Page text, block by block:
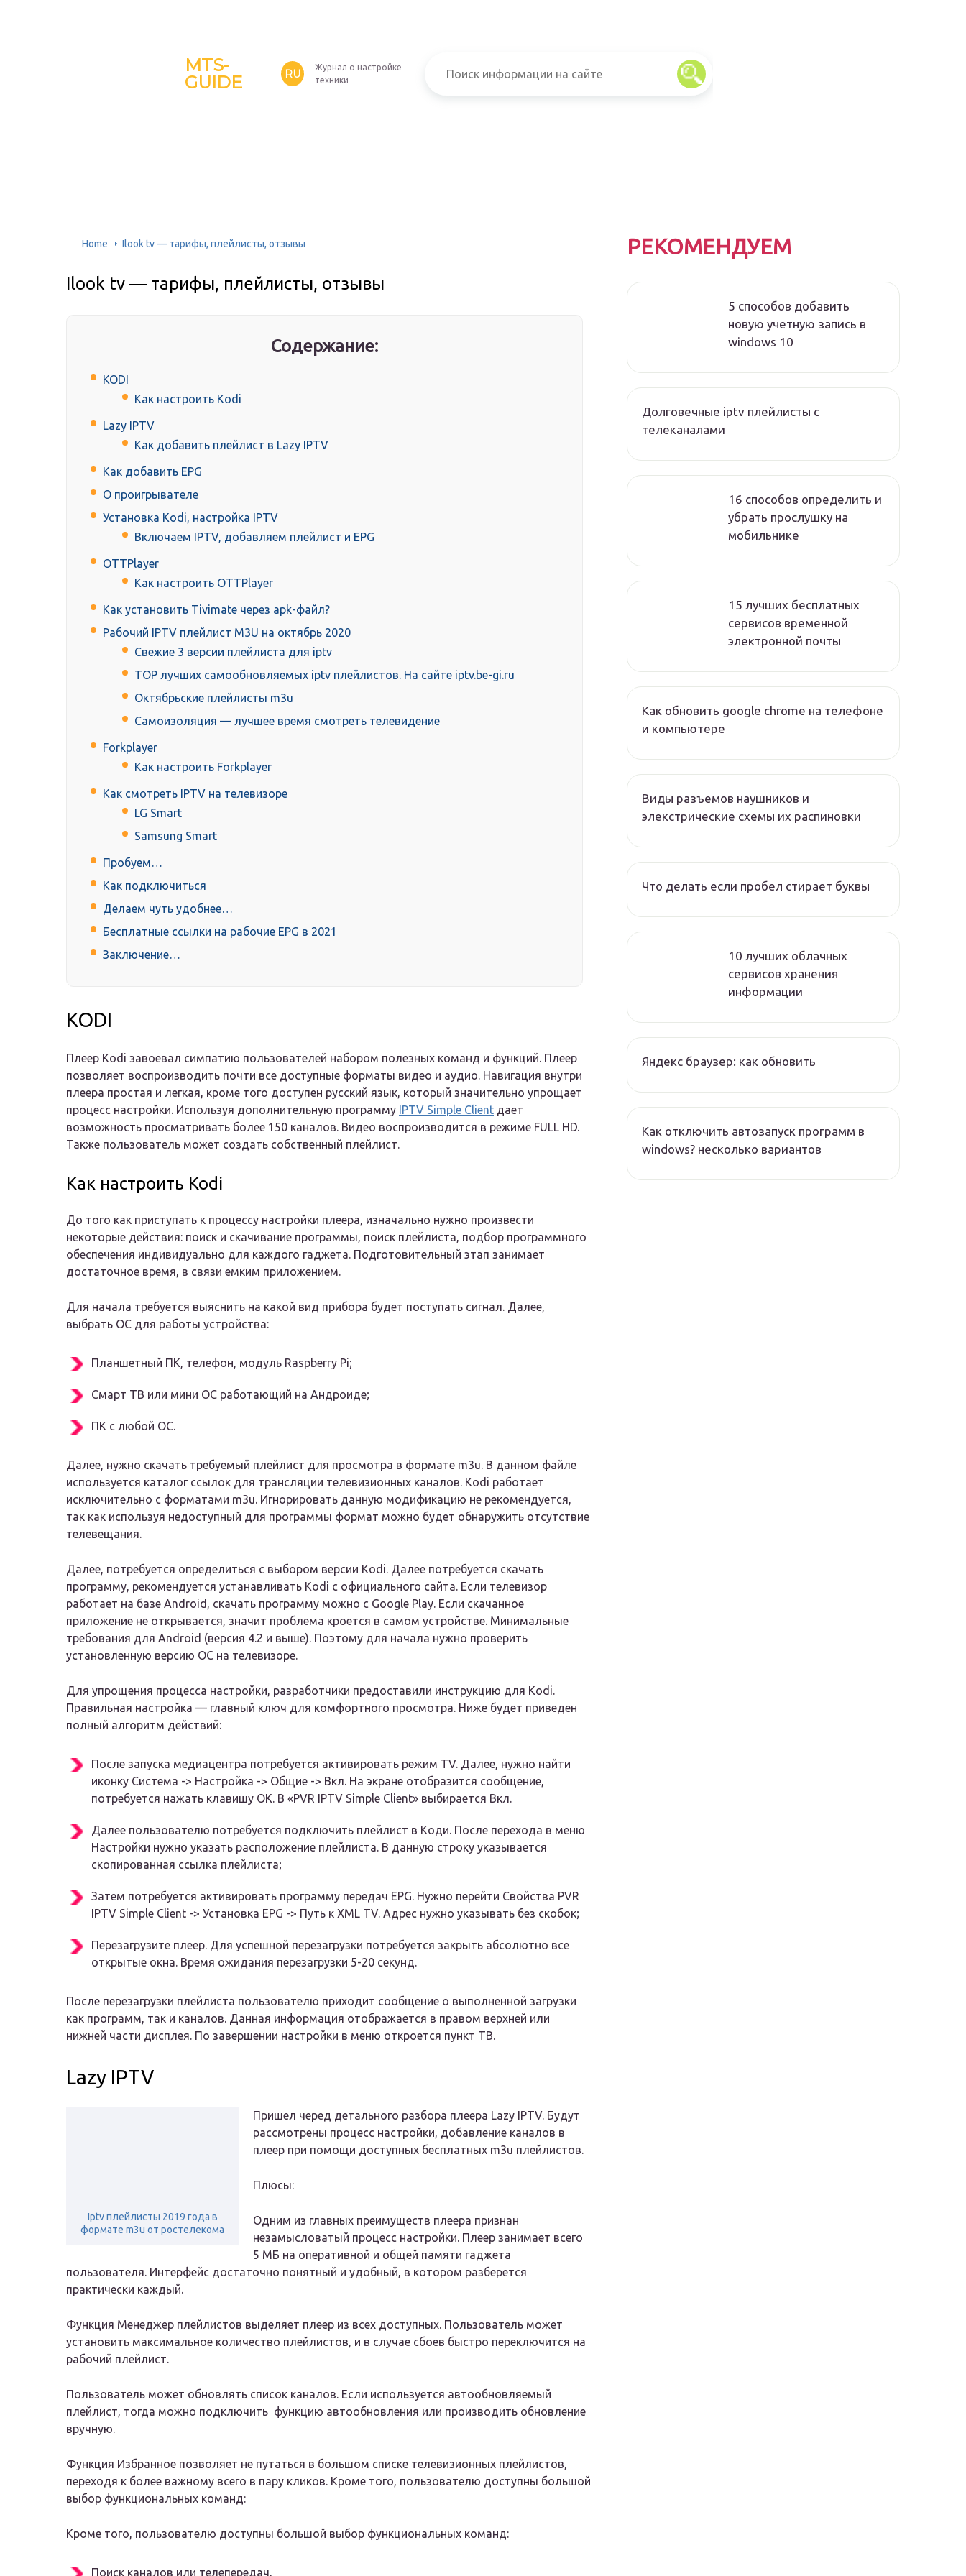
MTS-
GUIDE
RU
Журнал о настройке
техники
Home Ilook tv — тарифы, плейлисты, отзывы
Ilook tv — тарифы, плейлисты, отзывы
Содержание:
KODI
Как настроить Kodi
Lazy IPTV
Как добавить плейлист в Lazy IPTV
Как добавить EPG
О проигрывателе
Установка Kodi, настройка IPTV
Включаем IPTV, добавляем плейлист и EPG
OTTPlayer
Как настроить OTTPlayer
Как установить Tivimate через apk-файл?
Рабочий IPTV плейлист M3U на октябрь 2020
Свежие 3 версии плейлиста для iptv
TOP лучших самообновляемых iptv плейлистов. На сайте iptv.be-gi.ru
Октябрьские плейлисты m3u
Самоизоляция — лучшее время смотреть телевидение
Forkplayer
Как настроить Forkplayer
Как смотреть IPTV на телевизоре
LG Smart
Samsung Smart
Пробуем…
Как подключиться
Делаем чуть удобнее…
Бесплатные ссылки на рабочие EPG в 2021
Заключение…
KODI
Плеер Kodi завоевал симпатию пользователей набором полезных команд и функций. Плеер
позволяет воспроизводить почти все доступные форматы видео и аудио. Навигация внутри
плеера простая и легкая, кроме того доступен русский язык, который значительно упрощает
процесс настройки. Используя дополнительную программу IPTV Simple Client дает
возможность просматривать более 150 каналов. Видео воспроизводится в режиме FULL HD.
Также пользователь может создать собственный плейлист.
Как настроить Kodi
До того как приступать к процессу настройки плеера, изначально нужно произвести
некоторые действия: поиск и скачивание программы, поиск плейлиста, подбор программного
обеспечения индивидуально для каждого гаджета. Подготовительный этап занимает
достаточное время, в связи емким приложением.
Для начала требуется выяснить на какой вид прибора будет поступать сигнал. Далее,
выбрать ОС для работы устройства:
Планшетный ПК, телефон, модуль Raspberry Pi;
Смарт ТВ или мини ОС работающий на Андроиде;
ПК с любой ОС.
Далее, нужно скачать требуемый плейлист для просмотра в формате m3u. В данном файле
используется каталог ссылок для трансляции телевизионных каналов. Kodi работает
исключительно с форматами m3u. Игнорировать данную модификацию не рекомендуется,
так как используя недоступный для программы формат можно будет обнаружить отсутствие
телевещания.
Далее, потребуется определиться с выбором версии Kodi. Далее потребуется скачать
программу, рекомендуется устанавливать Kodi с официального сайта. Если телевизор
работает на базе Android, скачать программу можно с Google Play. Если скачанное
приложение не открывается, значит проблема кроется в самом устройстве. Минимальные
требования для Android (версия 4.2 и выше). Поэтому для начала нужно проверить
установленную версию ОС на телевизоре.
Для упрощения процесса настройки, разработчики предоставили инструкцию для Kodi.
Правильная настройка — главный ключ для комфортного просмотра. Ниже будет приведен
полный алгоритм действий:
После запуска медиацентра потребуется активировать режим TV. Далее, нужно найти
иконку Система -> Настройка -> Общие -> Вкл. На экране отобразится сообщение,
потребуется нажать клавишу ОК. В «PVR IPTV Simple Client» выбирается Вкл.
Далее пользователю потребуется подключить плейлист в Коди. После перехода в меню
Настройки нужно указать расположение плейлиста. В данную строку указывается
скопированная ссылка плейлиста;
Затем потребуется активировать программу передач EPG. Нужно перейти Свойства PVR
IPTV Simple Client -> Установка EPG -> Путь к XML TV. Адрес нужно указывать без скобок;
Перезагрузите плеер. Для успешной перезагрузки потребуется закрыть абсолютно все
открытые окна. Время ожидания перезагрузки 5-20 секунд.
После перезагрузки плейлиста пользователю приходит сообщение о выполненной загрузки
как программ, так и каналов. Данная информация отображается в правом верхней или
нижней части дисплея. По завершении настройки в меню откроется пункт ТВ.
Lazy IPTV
Iptv плейлисты 2019 года в
формате m3u от ростелекома
Пришел черед детального разбора плеера Lazy IPTV. Будут
рассмотрены процесс настройки, добавление каналов в
плеер при помощи доступных бесплатных m3u плейлистов.
Плюсы:
Одним из главных преимуществ плеера признан
незамысловатый процесс настройки. Плеер занимает всего
5 МБ на оперативной и общей памяти гаджета
пользователя. Интерфейс достаточно понятный и удобный, в котором разберется
практически каждый.
Функция Менеджер плейлистов выделяет плеер из всех доступных. Пользователь может
установить максимальное количество плейлистов, и в случае сбоев быстро переключится на
рабочий плейлист.
Пользователь может обновлять список каналов. Если используется автообновляемый
плейлист, тогда можно подключить функцию автообновления или производить обновление
вручную.
Функция Избранное позволяет не путаться в большом списке телевизионных плейлистов,
переходя к более важному всего в пару кликов. Кроме того, пользователю доступны большой
выбор функциональных команд:
Кроме того, пользователю доступны большой выбор функциональных команд:
Поиск каналов или телепередач,
РЕКОМЕНДУЕМ
5 способов добавить
новую учетную запись в
windows 10
Долговечные iptv плейлисты с
телеканалами
16 способов определить и
убрать прослушку на
мобильнике
15 лучших бесплатных
сервисов временной
электронной почты
Как обновить google chrome на телефоне
и компьютере
Виды разъемов наушников и
элекстрические схемы их распиновки
Что делать если пробел стирает буквы
10 лучших облачных
сервисов хранения
информации
Яндекс браузер: как обновить
Как отключить автозапуск программ в
windows? несколько вариантов